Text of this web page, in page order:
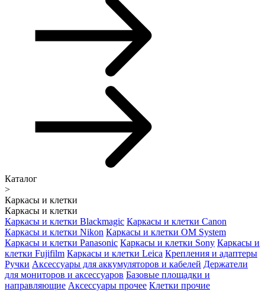
Каталог
>
Каркасы и клетки
Каркасы и клетки
Каркасы и клетки Blackmagic Каркасы и клетки Canon
Каркасы и клетки Nikon Каркасы и клетки OM System
Каркасы и клетки Panasonic Каркасы и клетки Sony Каркасы и
клетки Fujifilm Каркасы и клетки Leica Крепления и адаптеры
Ручки Аксессуары для аккумуляторов и кабелей Держатели
для мониторов и аксессуаров Базовые площадки и
направляющие Аксессуары прочее Клетки прочие